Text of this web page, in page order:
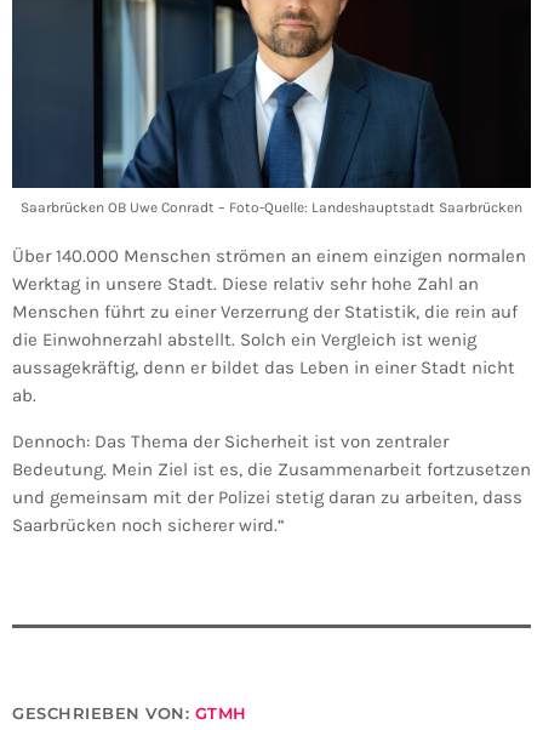
Saarbrücken OB Uwe Conradt – Foto-Quelle: Landeshauptstadt Saarbrücken
Über 140.000 Menschen strömen an einem einzigen normalen
Werktag in unsere Stadt. Diese relativ sehr hohe Zahl an
Menschen führt zu einer Verzerrung der Statistik, die rein auf
die Einwohnerzahl abstellt. Solch ein Vergleich ist wenig
aussagekräftig, denn er bildet das Leben in einer Stadt nicht
ab.
Dennoch: Das Thema der Sicherheit ist von zentraler
Bedeutung. Mein Ziel ist es, die Zusammenarbeit fortzusetzen
und gemeinsam mit der Polizei stetig daran zu arbeiten, dass
Saarbrücken noch sicherer wird.“
GESCHRIEBEN VON: GTMH